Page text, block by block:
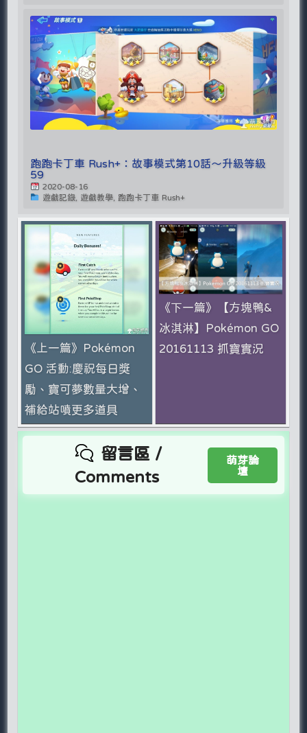
跑跑卡丁車 Rush+：故事模式第10話～升級等級
59
2020-08-16
遊戲記錄, 遊戲教學, 跑跑卡丁車 Rush+
《上一篇》Pokémon
GO 活動:慶祝每日獎
勵、寶可夢數量大增、
補給站噴更多道具
《下一篇》【方塊鴨&
冰淇淋】Pokémon GO
20161113 抓寶實況
留言區 /
Comments
萌芽論
壇